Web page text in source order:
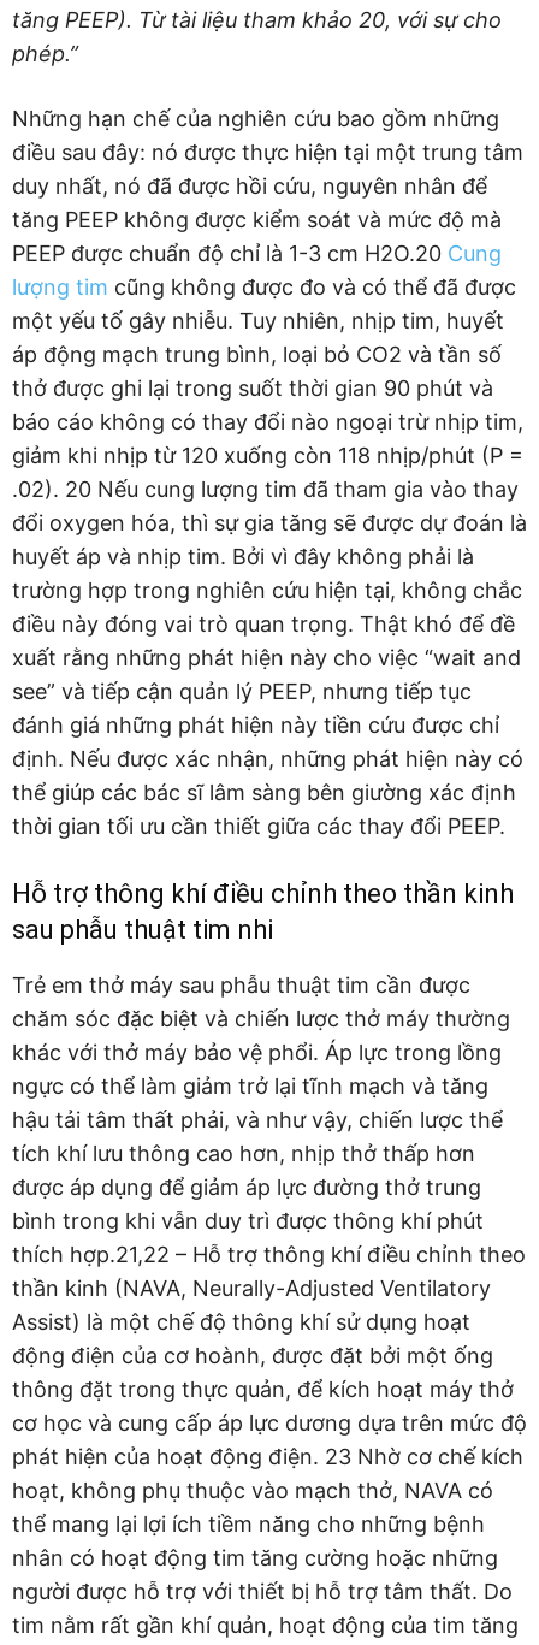
tăng PEEP). Từ tài liệu tham khảo 20, với sự cho
phép.”
Những hạn chế của nghiên cứu bao gồm những
điều sau đây: nó được thực hiện tại một trung tâm
duy nhất, nó đã được hồi cứu, nguyên nhân để
tăng PEEP không được kiểm soát và mức độ mà
PEEP được chuẩn độ chỉ là 1-3 cm H2O.20 Cung
lượng tim cũng không được đo và có thể đã được
một yếu tố gây nhiễu. Tuy nhiên, nhịp tim, huyết
áp động mạch trung bình, loại bỏ CO2 và tần số
thở được ghi lại trong suốt thời gian 90 phút và
báo cáo không có thay đổi nào ngoại trừ nhịp tim,
giảm khi nhịp từ 120 xuống còn 118 nhịp/phút (P =
.02). 20 Nếu cung lượng tim đã tham gia vào thay
đổi oxygen hóa, thì sự gia tăng sẽ được dự đoán là
huyết áp và nhịp tim. Bởi vì đây không phải là
trường hợp trong nghiên cứu hiện tại, không chắc
điều này đóng vai trò quan trọng. Thật khó để đề
xuất rằng những phát hiện này cho việc “wait and
see” và tiếp cận quản lý PEEP, nhưng tiếp tục
đánh giá những phát hiện này tiền cứu được chỉ
định. Nếu được xác nhận, những phát hiện này có
thể giúp các bác sĩ lâm sàng bên giường xác định
thời gian tối ưu cần thiết giữa các thay đổi PEEP.
Hỗ trợ thông khí điều chỉnh theo thần kinh
sau phẫu thuật tim nhi
Trẻ em thở máy sau phẫu thuật tim cần được
chăm sóc đặc biệt và chiến lược thở máy thường
khác với thở máy bảo vệ phổi. Áp lực trong lồng
ngực có thể làm giảm trở lại tĩnh mạch và tăng
hậu tải tâm thất phải, và như vậy, chiến lược thể
tích khí lưu thông cao hơn, nhịp thở thấp hơn
được áp dụng để giảm áp lực đường thở trung
bình trong khi vẫn duy trì được thông khí phút
thích hợp.21,22 – Hỗ trợ thông khí điều chỉnh theo
thần kinh (NAVA, Neurally-Adjusted Ventilatory
Assist) là một chế độ thông khí sử dụng hoạt
động điện của cơ hoành, được đặt bởi một ống
thông đặt trong thực quản, để kích hoạt máy thở
cơ học và cung cấp áp lực dương dựa trên mức độ
phát hiện của hoạt động điện. 23 Nhờ cơ chế kích
hoạt, không phụ thuộc vào mạch thở, NAVA có
thể mang lại lợi ích tiềm năng cho những bệnh
nhân có hoạt động tim tăng cường hoặc những
người được hỗ trợ với thiết bị hỗ trợ tâm thất. Do
tim nằm rất gần khí quản, hoạt động của tim tăng